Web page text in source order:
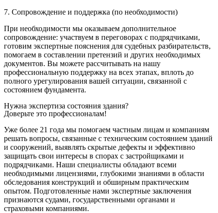
7. Сопровождение и поддержка (по необходимости)
При необходимости мы оказываем дополнительное
сопровождение: участвуем в переговорах с подрядчиками,
готовим экспертные пояснения для судебных разбирательств,
помогаем в составлении претензий и других необходимых
документов. Вы можете рассчитывать на нашу
профессиональную поддержку на всех этапах, вплоть до
полного урегулирования вашей ситуации, связанной с
состоянием фундамента.
Нужна экспертиза состояния здания?
Доверьте это профессионалам!
Уже более 21 года мы помогаем частным лицам и компаниям
решать вопросы, связанные с техническим состоянием зданий
и сооружений, выявлять скрытые дефекты и эффективно
защищать свои интересы в спорах с застройщиками и
подрядчиками. Наши специалисты обладают всеми
необходимыми лицензиями, глубокими знаниями в области
обследования конструкций и обширным практическим
опытом. Подготовленные нами экспертные заключения
признаются судами, государственными органами и
страховыми компаниями.